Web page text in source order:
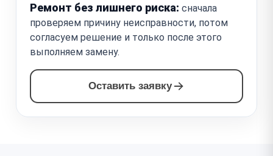
Ремонт без лишнего риска: сначала
проверяем причину неисправности, потом
согласуем решение и только после этого
выполняем замену.
Оставить заявку